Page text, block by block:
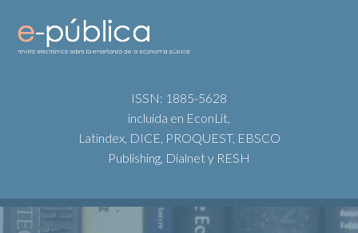
ISSN: 1885-5628
incluida en EconLit,
Latindex, DICE, PROQUEST, EBSCO
Publishing, Dialnet y RESH